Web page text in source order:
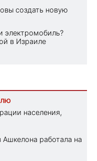
создать новую
электромобиль?
в Израиле
населения,
работала на